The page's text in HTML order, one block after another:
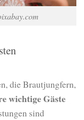
die Brautjungfern,
wichtige Gäste
sind